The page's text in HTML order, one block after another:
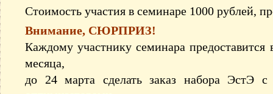
Стоимость участия в семинаре 1000 рублей,
Внимание, СЮРПРИЗ!
Каждому участнику семинара предоставится
месяца,
до 24 марта сделать заказ набора ЭстЭ